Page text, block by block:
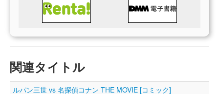
関連タイトル
ルパン三世 vs 名探偵コナン THE MOVIE [コミック]